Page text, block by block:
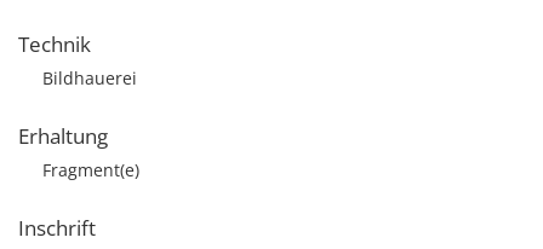
Technik
Bildhauerei
Erhaltung
Fragment(e)
Inschrift